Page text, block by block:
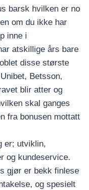
barsk hvilken er no
om du ikke har
inne i
atskillige års bare
disse største
Betsson,
blir atter og
skal ganges
fra bonusen mottatt
er; utviklin,
og kundeservice.
gjør er bekk finlese
og spesielt